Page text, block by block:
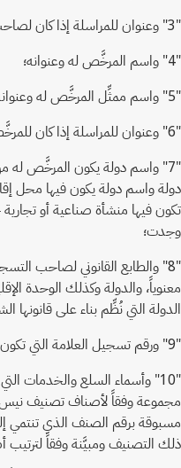
"3" وعنوان للمراسلة إذا كان لصاحب التسجيل عنوان من ذلك القبيل؛
"4" واسم المرخَّص له وعنوانه؛
"5" واسم ممثِّل المرخَّص له وعنوانه إذا كان له ممثِّل؛
"6" وعنوان للمراسلة إذا كان للمرخَّص له عنوان من ذلك القبيل؛
"7" واسم دولة يكون المرخَّص له
دولة واسم دولة يكون فيها محل
تكون فيها منشأة صناعية أو
وجدت؛
"8" والطابع القانوني لصاحب
معنوياً، والدولة وكذلك الوحدة
الدولة التي نُظِّم بناء على قانونها
"9" ورقم تسجيل العلامة التي تكون موضع الترخيص؛
"10" وأسماء السلع والخدمات
مجموعة وفقاً لأصناف تصنيف
مسبوقة برقم الصنف الذي تنتمي
ذلك التصنيف ومبيَّنة وفقاً لترتيب